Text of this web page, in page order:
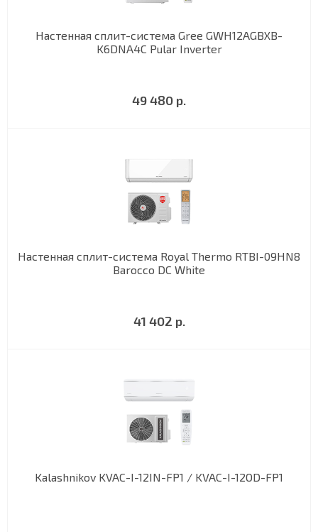
Настенная сплит-система Gree GWH12AGBXB-
K6DNA4C Pular Inverter
49 480 р.
Настенная сплит-система Royal Thermo RTBI-09HN8
Barocco DC White
41 402 р.
Kalashnikov KVAC-I-12IN-FP1 / KVAC-I-12OD-FP1